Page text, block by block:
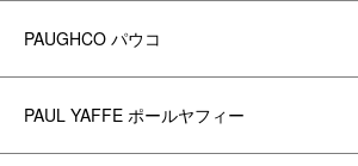
PAUGHCO パウコ
PAUL YAFFE ポールヤフィー